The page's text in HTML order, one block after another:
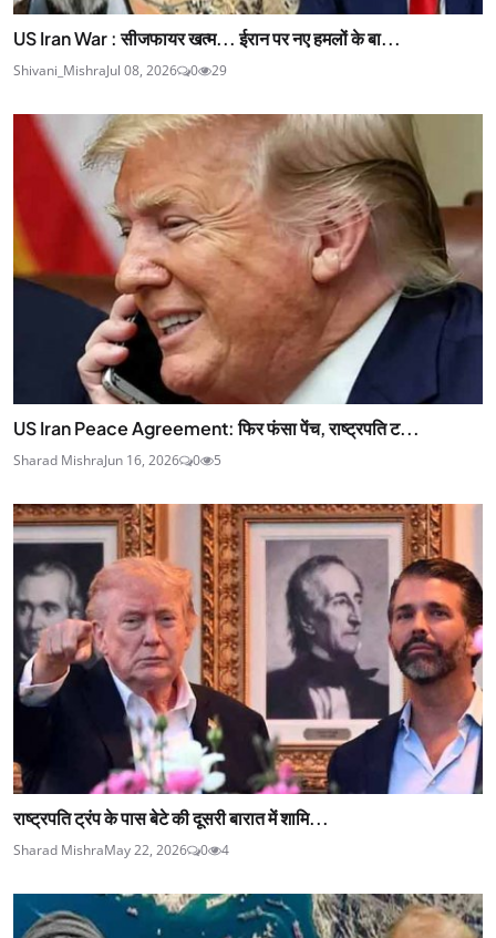
US Iran War : सीजफायर खत्म... ईरान पर नए हमलों के बा...
Shivani_MishraJul 08, 2026 0 29
US Iran Peace Agreement: फिर फंसा पेंच, राष्ट्रपति ट...
Sharad MishraJun 16, 2026 0 5
राष्ट्रपति ट्रंप के पास बेटे की दूसरी बारात में शामि...
Sharad MishraMay 22, 2026 0 4